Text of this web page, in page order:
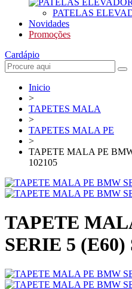
PATELAS
Novidades
Promoções
Cardápio
Inicio
>
TAPETES MALA
>
TAPETES MALA PE
>
TAPETE MALA PE
102105
TAPETE
SERIE 5 (E60)